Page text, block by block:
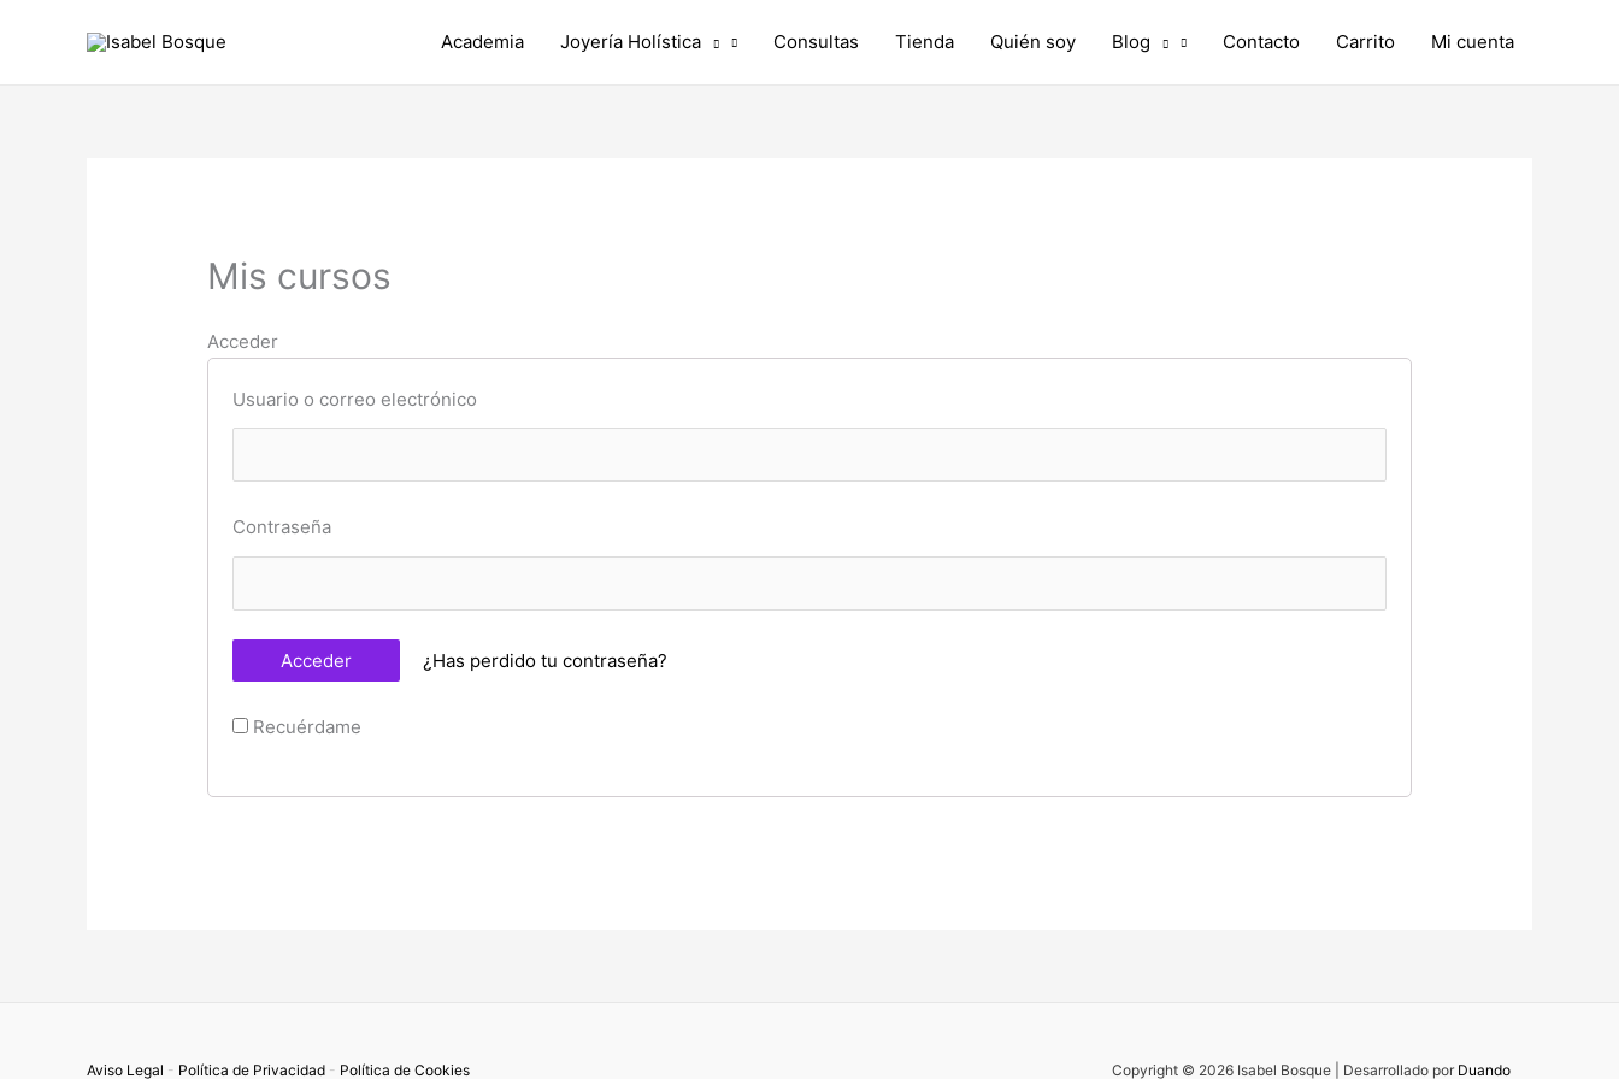
Academia Joyería Holística Consultas Tienda Quién soy Blog Contacto Carrito Mi cuenta
Mis cursos
Acceder
Usuario o correo electrónico
Contraseña
¿Has perdido tu contraseña?
Recuérdame
Aviso Legal - Política de Privacidad - Política de Cookies Copyright © 2026 Isabel Bosque | Desarrollado por Duando